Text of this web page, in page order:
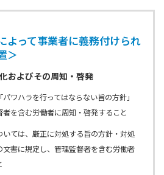
よって事業者に義務付けられ
＞
およびその周知・啓発
パワハラを行ってはならない旨の方針」
を含む労働者に周知・啓発すること
いては、厳正に対処する旨の方針・対処
文書に規定し、管理監督者を含む労働者